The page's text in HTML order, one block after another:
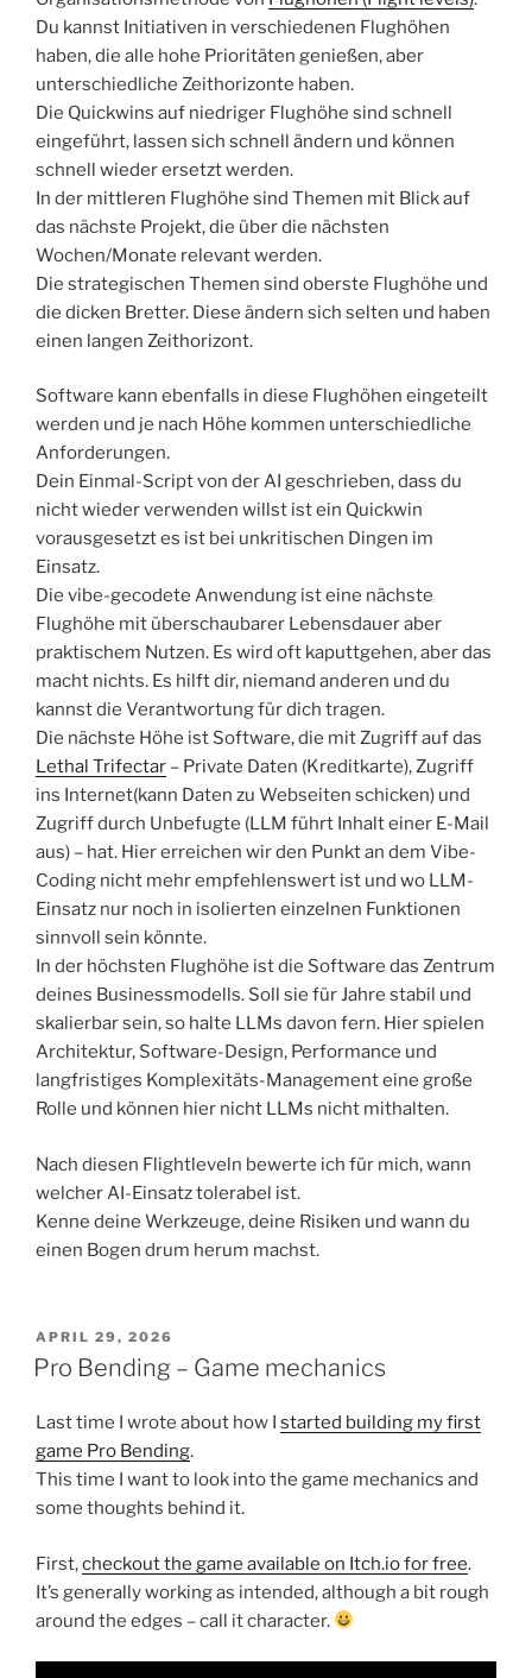
Du kannst Initiativen in verschiedenen Flughöhen
haben, die alle hohe Prioritäten genießen, aber
unterschiedliche Zeithorizonte haben.
Die Quickwins auf niedriger Flughöhe sind schnell
eingeführt, lassen sich schnell ändern und können
schnell wieder ersetzt werden.
In der mittleren Flughöhe sind Themen mit Blick auf
das nächste Projekt, die über die nächsten
Wochen/Monate relevant werden.
Die strategischen Themen sind oberste Flughöhe und
die dicken Bretter. Diese ändern sich selten und haben
einen langen Zeithorizont.
Software kann ebenfalls in diese Flughöhen eingeteilt
werden und je nach Höhe kommen unterschiedliche
Anforderungen.
Dein Einmal-Script von der AI geschrieben, dass du
nicht wieder verwenden willst ist ein Quickwin
vorausgesetzt es ist bei unkritischen Dingen im
Einsatz.
Die vibe-gecodete Anwendung ist eine nächste
Flughöhe mit überschaubarer Lebensdauer aber
praktischem Nutzen. Es wird oft kaputtgehen, aber das
macht nichts. Es hilft dir, niemand anderen und du
kannst die Verantwortung für dich tragen.
Die nächste Höhe ist Software, die mit Zugriff auf das
Lethal Trifectar – Private Daten (Kreditkarte), Zugriff
ins Internet(kann Daten zu Webseiten schicken) und
Zugriff durch Unbefugte (LLM führt Inhalt einer E-Mail
aus) – hat. Hier erreichen wir den Punkt an dem Vibe-
Coding nicht mehr empfehlenswert ist und wo LLM-
Einsatz nur noch in isolierten einzelnen Funktionen
sinnvoll sein könnte.
In der höchsten Flughöhe ist die Software das Zentrum
deines Businessmodells. Soll sie für Jahre stabil und
skalierbar sein, so halte LLMs davon fern. Hier spielen
Architektur, Software-Design, Performance und
langfristiges Komplexitäts-Management eine große
Rolle und können hier nicht LLMs nicht mithalten.
Nach diesen Flightleveln bewerte ich für mich, wann
welcher AI-Einsatz tolerabel ist.
Kenne deine Werkzeuge, deine Risiken und wann du
einen Bogen drum herum machst.
POSTED
ON
APRIL 29, 2026
Pro Bending – Game mechanics
Last time I wrote about how I started building my first
game Pro Bending.
This time I want to look into the game mechanics and
some thoughts behind it.
First,checkout the game available on Itch.io for free.
It’s generally working as intended, although a bit rough
around the edges – call it character.